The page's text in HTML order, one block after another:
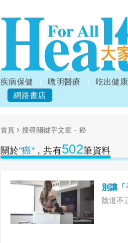
疾病保健 聰明醫療 吃出健康
網路書店
首頁 搜尋關鍵字文章 - 癌
關於"癌"，共有502筆資料
別讓
陰道不